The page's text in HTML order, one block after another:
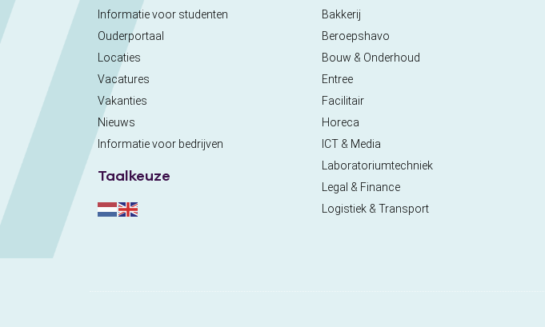
Informatie voor studenten
Ouderportaal
Locaties
Vacatures
Vakanties
Nieuws
Informatie voor bedrijven
Taalkeuze
Bakkerij
Beroepshavo
Bouw & Onderhoud
Entree
Facilitair
Horeca
ICT & Media
Laboratoriumtechniek
Legal & Finance
Logistiek & Transport